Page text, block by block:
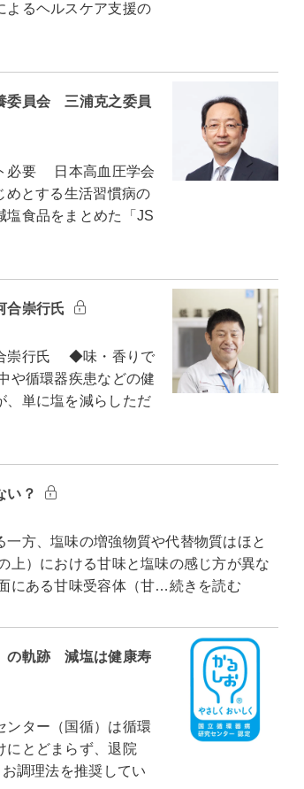
よるヘルスケア支援の
委員会 三浦克之委員
必要 日本高血圧学会
めとする生活習慣病の
塩食品をまとめた「JS
合崇行氏
崇行氏 ◆味・香りで
循環器疾患などの健
、単に塩を減らしただ
い？
方、塩味の増強物質や代替物質はほと
）における甘味と塩味の感じ方が異な
にある甘味受容体（甘…続きを読む
の軌跡 減塩は健康寿
ター（国循）は循環
にとどまらず、退院
調理法を推奨してい